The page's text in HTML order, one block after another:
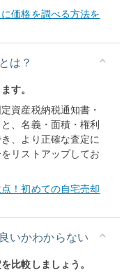
価格を調べる方法を
は？
す。
資産税納税通知書・
、名義・面積・権利
、より正確な査定に
リストアップしてお
！初めての自宅売却
いかわからない
比較しましょう。